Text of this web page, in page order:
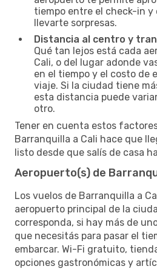
tiempo entre el check-in y
llevarte sorpresas.
Distancia al centro y
Qué tan lejos está cada
Cali, o del lugar adonde
en el tiempo y el costo de
viaje. Si la ciudad tiene
esta distancia puede
otro.
Tener en cuenta estos
Barranquilla a Cali hace que
listo desde que salís de casa
Aeropuerto(s) de
Los vuelos de Barranquilla a
aeropuerto principal de la
corresponda, si hay más de
que necesitás para pasar el
embarcar. Wi-Fi gratuito,
opciones gastronómicas y